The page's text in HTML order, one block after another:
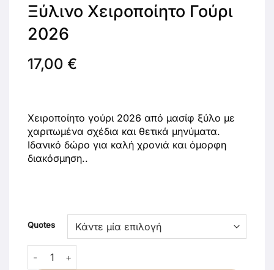
Ξύλινο Χειροποίητο Γούρι
2026
17,00 €
Χειροποίητο γούρι 2026 από μασίφ ξύλο με
χαριτωμένα σχέδια και θετικά μηνύματα.
Ιδανικό δώρο για καλή χρονιά και όμορφη
διακόσμηση..
Quotes
Ξύλινο Χειροποίητο Γούρι 2026 ποσότητα